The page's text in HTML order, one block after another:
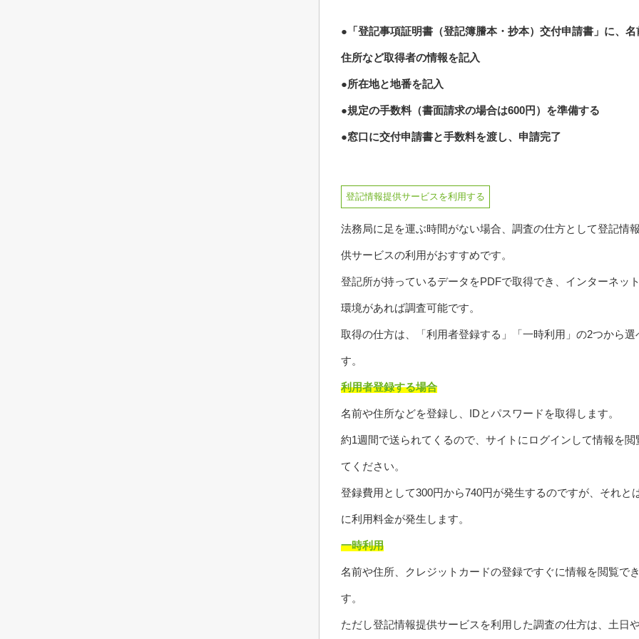
●「登記事項証明書（登記簿謄本・抄本）交付申請書」に、名
住所など取得者の情報を記入
●所在地と地番を記入
●規定の手数料（書面請求の場合は600円）を準備する
●窓口に交付申請書と手数料を渡し、申請完了
登記情報提供サービスを利用する
法務局に足を運ぶ時間がない場合、調査の仕方として登記情
供サービスの利用がおすすめです。
登記所が持っているデータをPDFで取得でき、インターネッ
環境があれば調査可能です。
取得の仕方は、「利用者登録する」「一時利用」の2つから選
す。
利用者登録する場合
名前や住所などを登録し、IDとパスワードを取得します。
約1週間で送られてくるので、サイトにログインして情報を閲
てください。
登録費用として300円から740円が発生するのですが、それと
に利用料金が発生します。
一時利用
名前や住所、クレジットカードの登録ですぐに情報を閲覧で
す。
ただし登記情報提供サービスを利用した調査の仕方は、土日